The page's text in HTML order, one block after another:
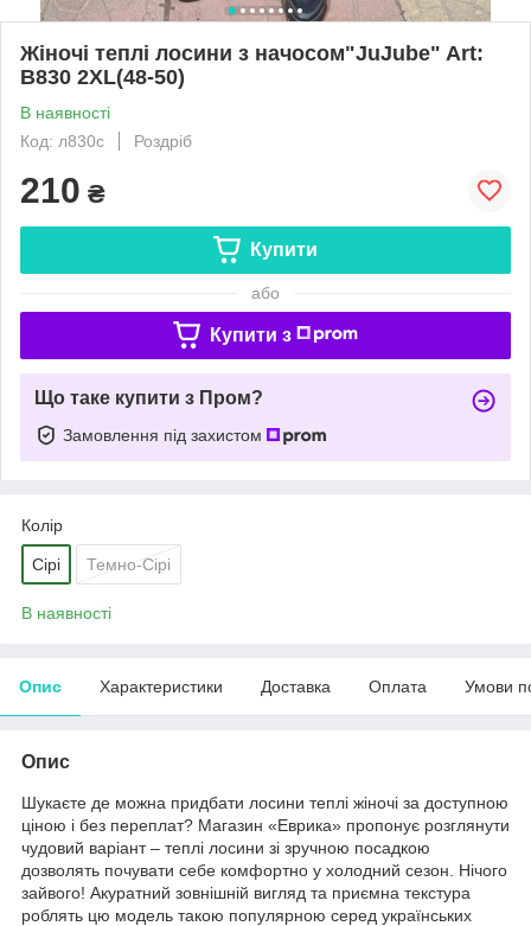
Жіночі теплі лосини з начосом"JuJube" Art:
B830 2XL(48-50)
В наявності
Код: л830с
Роздріб
210 ₴
Купити
або
Купити з
Що таке купити з Пром?
Замовлення під захистом
Колір
Сірі Темно-Сірі
В наявності
Опис Характеристики Доставка Оплата Умови
Опис
Шукаєте де можна придбати лосини теплі жіночі за доступною
ціною і без переплат? Магазин «Еврика» пропонує розглянути
чудовий варіант – теплі лосини зі зручною посадкою
дозволять почувати себе комфортно у холодний сезон. Нічого
зайвого! Акуратний зовнішній вигляд та приємна текстура
роблять цю модель такою популярною серед українських